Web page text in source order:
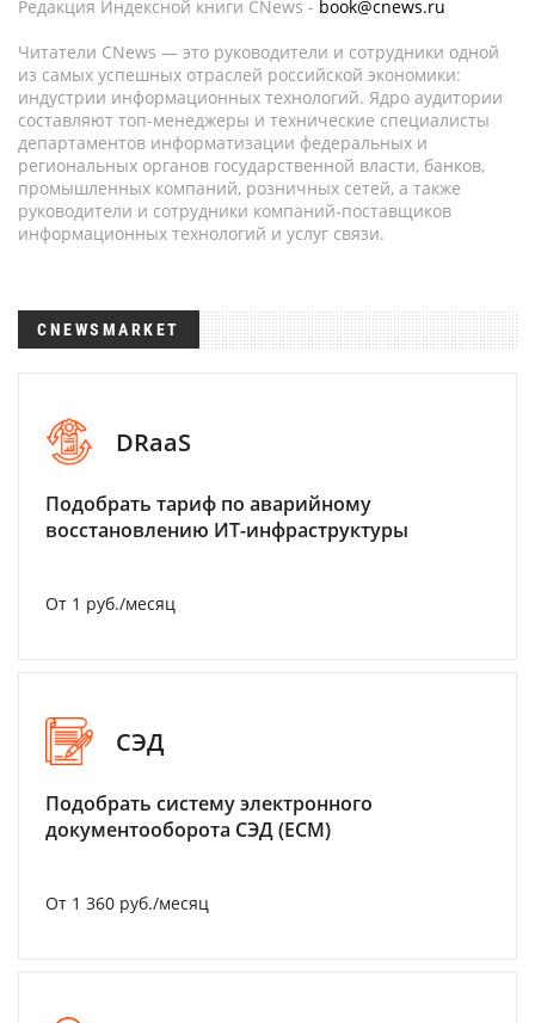
Редакция Индексной книги CNews - book@cnews.ru
Читатели CNews — это руководители и сотрудники одной
из самых успешных отраслей российской экономики:
индустрии информационных технологий. Ядро аудитории
составляют топ-менеджеры и технические специалисты
департаментов информатизации федеральных и
региональных органов государственной власти, банков,
промышленных компаний, розничных сетей, а также
руководители и сотрудники компаний-поставщиков
информационных технологий и услуг связи.
CNEWSMARKET
DRaaS
Подобрать тариф по аварийному
восстановлению ИТ-инфраструктуры
От 1 руб./месяц
СЭД
Подобрать систему электронного
документооборота СЭД (ECM)
От 1 360 руб./месяц